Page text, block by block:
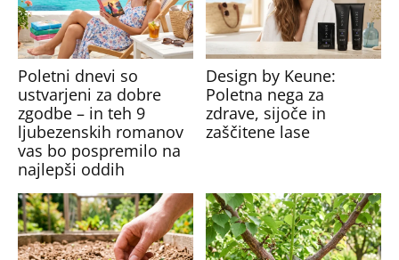
Poletni dnevi so
ustvarjeni za dobre
zgodbe – in teh 9
ljubezenskih romanov
vas bo pospremilo na
najlepši oddih
Design by Keune:
Poletna nega za
zdrave, sijoče in
zaščitene lase